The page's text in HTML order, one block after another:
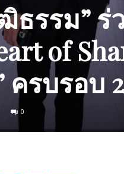
ธรรม”
of
ครบรอบ
0